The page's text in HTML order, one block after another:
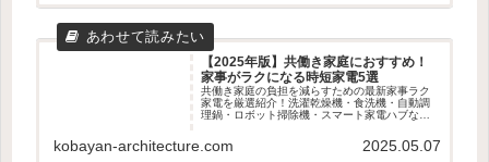
【2025年版】共働き家庭におすすめ！
家事がラクになる時短家電5選
共働き家庭の負担を減らすための最新家事ラク
家電を厳選紹介！洗濯乾燥機・食洗機・自動調
理鍋・ロボット掃除機・スマート家電ハブな
kobayan-architecture.com 2025.05.07